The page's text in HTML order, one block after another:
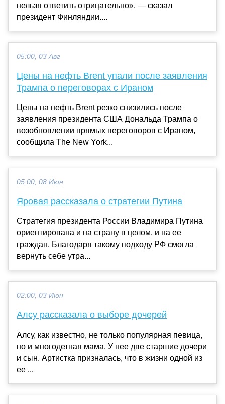
нельзя ответить отрицательно», — сказал
президент Финляндии....
05:00, 03 Авг
Цены на нефть Brent упали после заявления
Трампа о переговорах с Ираном
Цены на нефть Brent резко снизились после
заявления президента США Дональда Трампа о
возобновлении прямых переговоров с Ираном,
сообщила The New York...
05:00, 08 Июн
Яровая рассказала о стратегии Путина
Стратегия президента России Владимира Путина
ориентирована и на страну в целом, и на ее
граждан. Благодаря такому подходу РФ смогла
вернуть себе утра...
02:00, 03 Июн
Алсу рассказала о выборе дочерей
Алсу, как известно, не только популярная певица,
но и многодетная мама. У нее две старшие дочери
и сын. Артистка призналась, что в жизни одной из
ее ...